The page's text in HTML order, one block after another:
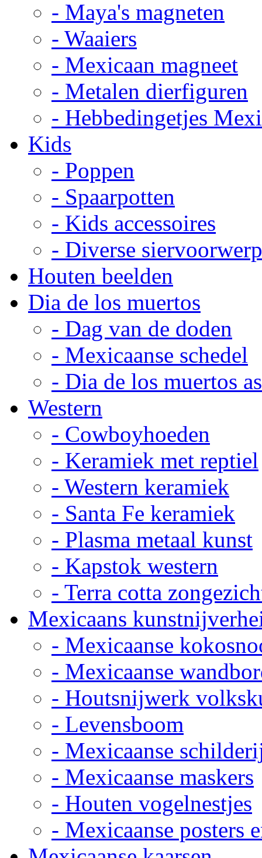
- Maya's magneten
- Waaiers
- Mexicaan magneet
- Metalen dierfiguren
- Hebbedingetjes
Kids
- Poppen
- Spaarpotten
- Kids accessoires
- Diverse
Houten beelden
Dia de los muertos
- Dag van de doden
- Mexicaanse schedel
- Dia de los muertos
Western
- Cowboyhoeden
- Keramiek met reptiel
- Western keramiek
- Santa Fe keramiek
- Plasma metaal kunst
- Kapstok western
- Terra cotta
Mexicaans
- Mexicaanse
- Mexicaanse
- Houtsnijwerk
- Levensboom
- Mexicaanse
- Mexicaanse maskers
- Houten vogelnestjes
- Mexicaanse posters